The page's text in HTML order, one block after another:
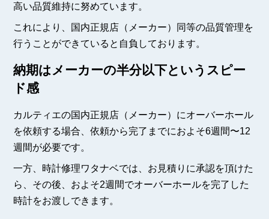
高い品質維持に努めています。
これにより、国内正規店（メーカー）同等の品質管理を
行うことができていると自負しております。
納期はメーカーの半分以下というスピー
ド感
カルティエの国内正規店（メーカー）にオーバーホール
を依頼する場合、依頼から完了までにおよそ6週間〜12
週間が必要です。
一方、時計修理ワタナベでは、お見積りに承認を頂けた
ら、その後、およそ2週間でオーバーホールを完了した
時計をお渡しできます。